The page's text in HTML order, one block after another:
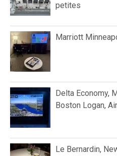
petites
Marriott
Delta Economy,
Boston Logan,
Le Bernardin,